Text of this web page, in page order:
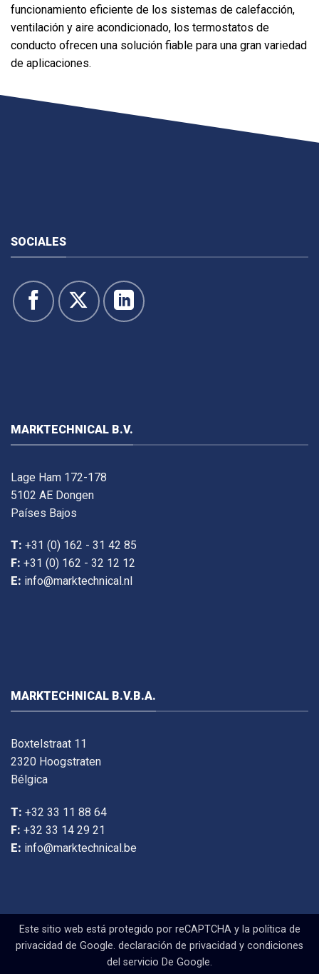
funcionamiento eficiente de los sistemas de calefacción,
ventilación y aire acondicionado, los termostatos de
conducto ofrecen una solución fiable para una gran variedad
de aplicaciones.
SOCIALES
MARKTECHNICAL B.V.
Lage Ham 172-178
5102 AE Dongen
Países Bajos
T: +31 (0) 162 - 31 42 85
F: +31 (0) 162 - 32 12 12
E: info@marktechnical.nl
MARKTECHNICAL B.V.B.A.
Boxtelstraat 11
2320 Hoogstraten
Bélgica
T: +32 33 11 88 64
F: +32 33 14 29 21
E: info@marktechnical.be
Este sitio web está protegido por reCAPTCHA y la política de
privacidad de Google. declaración de privacidad y condiciones
del servicio De Google.